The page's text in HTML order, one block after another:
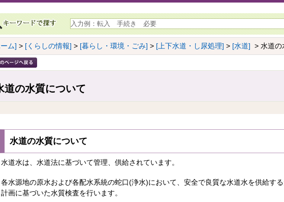
ム] > [くらしの情報] > [暮らし・環境・ごみ] > [上下水道・し尿処理] > [水道] > 水道の
道の水質について
水道の水質について
水道水は、水道法に基づいて管理、供給されています。
各水源地の原水および各配水系統の蛇口(浄水)において、安全で良質な水道水を供給す
計画に基づいた水質検査を行います。